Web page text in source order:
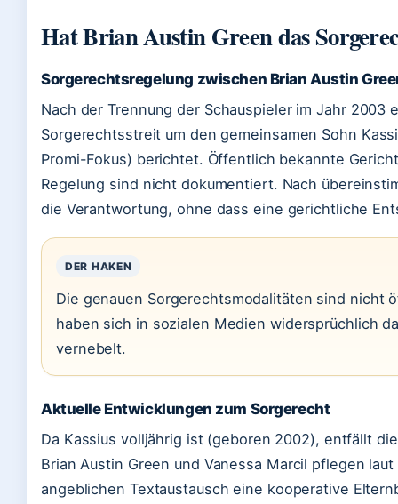
Hat Brian Austin Green das
Sorgerechtsregelung zwischen Brian Austin
Nach der Trennung der Schauspieler im Jahr 2003
Sorgerechtsstreit um den gemeinsamen Sohn
Promi-Fokus) berichtet. Öffentlich bekannte
Regelung sind nicht dokumentiert. Nach
die Verantwortung, ohne dass eine gerichtliche
DER HAKEN
Die genauen Sorgerechtsmodalitäten sind nicht
haben sich in sozialen Medien widersprüchlich
vernebelt.
Aktuelle Entwicklungen zum Sorgerecht
Da Kassius volljährig ist (geboren 2002), entfällt
Brian Austin Green und Vanessa Marcil pflegen
angeblichen Textaustausch eine kooperative